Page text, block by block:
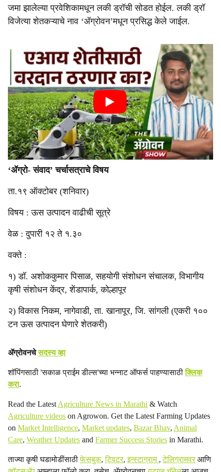
जमा झालेल्या प्रवेशिकामधून लकी ड्रॉची सोडत होईल. लकी ड्रॉ
विजेत्या शेतकऱ्याचे नाव ‘ॲग्रोवन’मधून प्रसिद्ध केले जाईल.
‘ॲग्रो- संवाद’ चर्चासत्राचे विषय
ता.१९ ऑक्टोबर (शनिवार)
विषय : ऊस उत्पादन वाढीची सूत्रे
वेळ : दुपारी १२ ते १.३०
वक्ते :
१) डॉ. अशोककुमार पिसाळ, सहयोगी संशोधन संचालक, विभागीय
कृषी संशोधन केंद्र, शेंडापार्क, कोल्हापूर
२) विकास निकम, नागेवाडी, ता. खानापूर, जि. सांगली (एकरी १००
टन ऊस उत्पादन घेणारे शेतकरी)
ॲग्रोवनचेसदस्य व्हा
शॉपिंगसाठी 'सकाळ प्राईम डील्स'च्या भन्नाट ऑफर्स पाहण्यासाठीक्लिक
करा.
Read the Latest Agriculture News in Marathi & Watch
Agriculture videos on Agrowon. Get the Latest Farming Updates
on Market Intelligence, Market updates, Bazar Bhav, Animal
Care, Weather Updates and Farmer Success Stories in Marathi.
ताज्या कृषी घडामोडींसाठीफेसबुक,ट्विटर,इन्स्टाग्राम ,टेलिग्रामवरआणि